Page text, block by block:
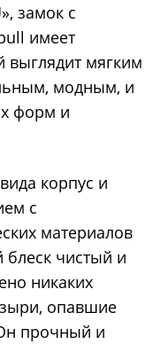
замок с
имеет
выглядит мягким
модным, и
форм и
корпус и
с
материалов
чистый и
никаких
опавшие
прочный и